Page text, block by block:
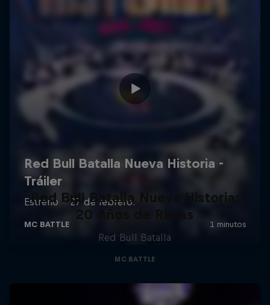
Red Bull Batalla Nueva Historia:
20 Años de Rimas
Red Bull Batalla
MC BATTLE